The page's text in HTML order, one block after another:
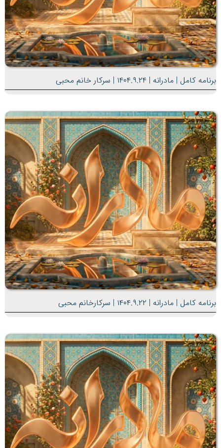
برنامه کامل | مادرانه | ۱۴۰۴.۹.۲۴ | سرکار خانم محبی
برنامه کامل | مادرانه | ۱۴۰۴.۹.۲۲ | سرکارخانم محبی